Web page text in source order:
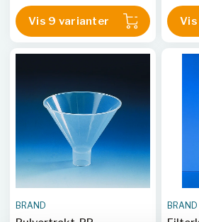
BRA 462723|BRA 462617|
BRA 462512
Vis 9 varianter
BRAND BRAND